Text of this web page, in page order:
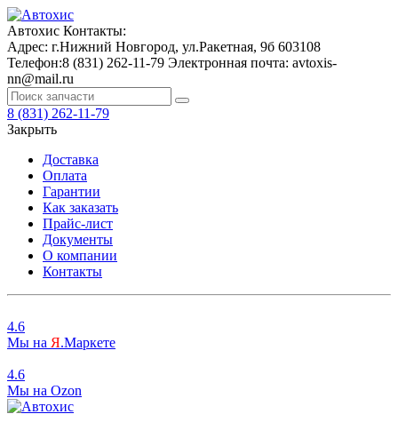
Автохис Контакты:
Адрес: г.Нижний Новгород, ул.Ракетная, 9б 603108
Телефон:8 (831) 262-11-79 Электронная почта: avtoxis-
nn@mail.ru
8 (831) 262-11-79
Закрыть
Доставка
Оплата
Гарантии
Как заказать
Прайс-лист
Документы
О компании
Контакты
4.6
Мы на Я.Маркете
4.6
Мы на Ozon